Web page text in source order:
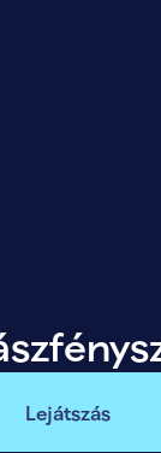
Lejátszás